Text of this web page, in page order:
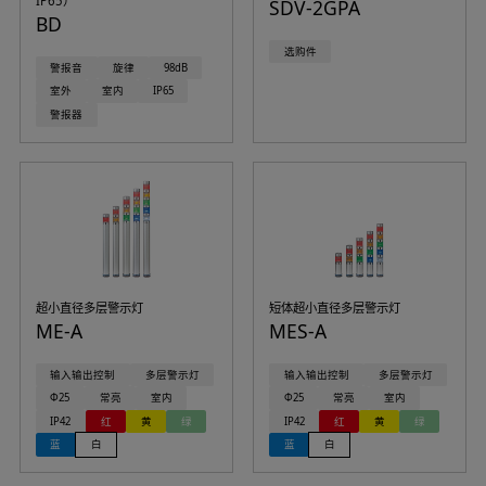
BD
警报音 旋律
98dB
室外
室内
IP65
警报器
SDV-2GPA
选购件
超小直径多层警示灯
ME-A
输入输出控制
多层警示灯
Φ25
常亮
室内
IP42
红 黄
绿
蓝
白
短体超小直径多层警示灯
MES-A
输入输出控制
多层警示灯
Φ25
常亮
室内
IP42
红 黄
绿
蓝
白